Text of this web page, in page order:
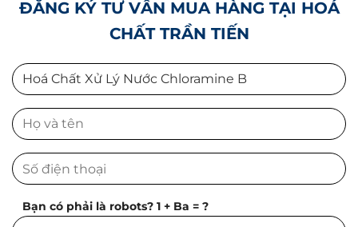
ĐĂNG KÝ TƯ VẤN MUA HÀNG TẠI HOÁ
CHẤT TRẦN TIẾN
Bạn có phải là robots? 1 + Ba = ?